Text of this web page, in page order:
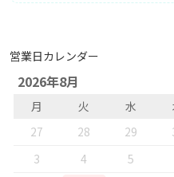
営業日カレンダー
2026年8月
月 火 水
27
28 29
3
4 5